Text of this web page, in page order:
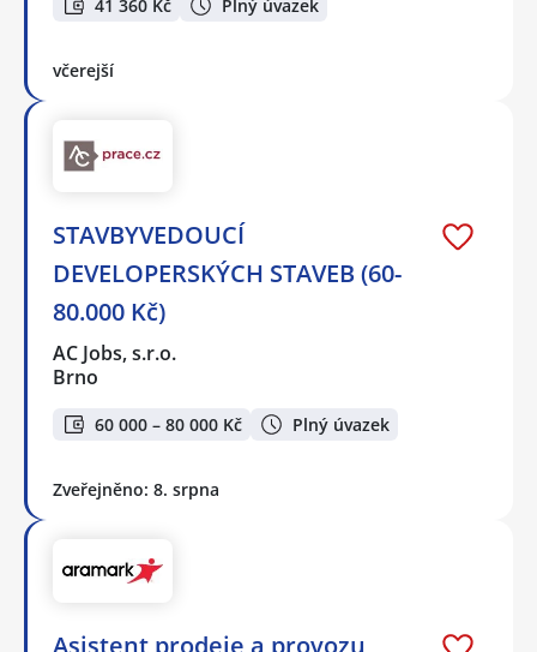
41 360 Kč Plný úvazek
včerejší
STAVBYVEDOUCÍ
DEVELOPERSKÝCH STAVEB (60-
80.000 Kč)
AC Jobs, s.r.o.
Brno
60 000 – 80 000 Kč Plný úvazek
Zveřejněno: 8. srpna
Asistent prodeje a provozu